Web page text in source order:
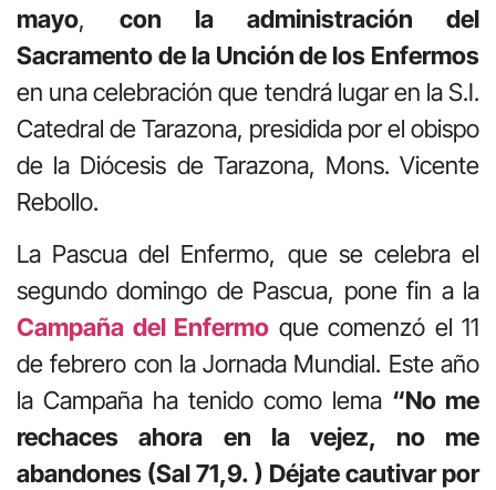
mayo, con la administración del
Sacramento de la Unción de los Enfermos
en una celebración que tendrá lugar en la S.I.
Catedral de Tarazona, presidida por el obispo
de la Diócesis de Tarazona, Mons. Vicente
Rebollo.
La Pascua del Enfermo, que se celebra el
segundo domingo de Pascua, pone fin a la
Campaña del Enfermo que comenzó el 11
de febrero con la Jornada Mundial. Este año
la Campaña ha tenido como lema “No me
rechaces ahora en la vejez, no me
abandones (Sal 71,9. ) Déjate cautivar por